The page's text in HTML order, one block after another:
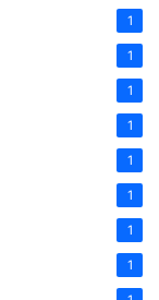
1
1
1
1
1
1
1
1